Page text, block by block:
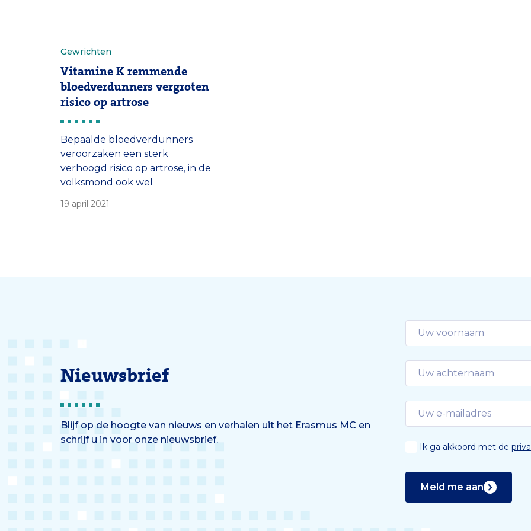
Gewrichten
Vitamine K remmende
bloedverdunners vergroten
risico op artrose
Bepaalde bloedverdunners
veroorzaken een sterk
verhoogd risico op artrose, in de
volksmond ook wel
gaat om verdunners die de
19 april 2021
Nieuwsbrief
Blijf op de hoogte van nieuws en verhalen uit het Erasmus MC en
schrijf u in voor onze nieuwsbrief.
Ik ga akkoord met de
Meld me aan